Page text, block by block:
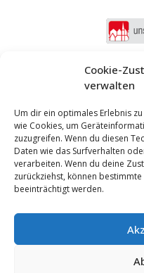
Cookie-
verwalten
Um dir ein optimales Erlebnis
wie Cookies, um
zuzugreifen. Wenn du diesen
Daten wie das Surfverhalten
verarbeiten. Wenn du deine
zurückziehst, können
beeinträchtigt werden.